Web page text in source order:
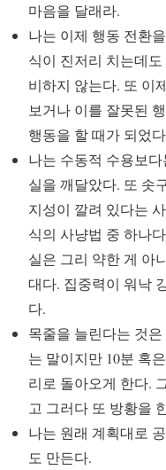
마음을 달래라.
나는 이제 행동 전환
식이 진저리 치는데
비하지 않는다. 또 이
보거나 이를 잘못된
행동을 할 때가 되었
나는 수동적 수용보
실을 깨달았다. 또 솟
지성이 깔려 있다는
식의 사냥법 중 하나
실은 그리 약한 게 아
대다. 집중력이 워낙
다.
목줄을 늘린다는 것
는 말이지만 10분 혹
리로 돌아오게 한다.
고 그러다 또 방황을
나는 원래 계획대로
도 만든다.